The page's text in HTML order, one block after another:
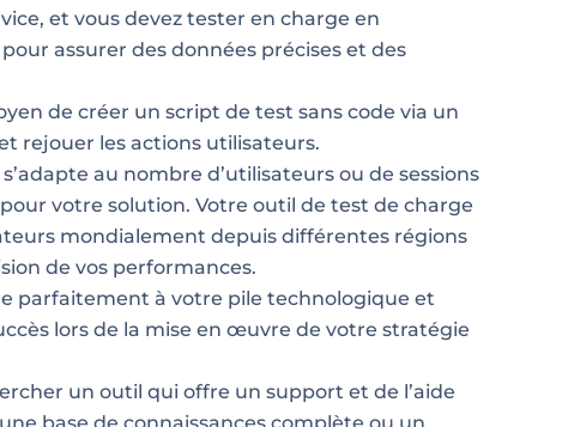
et vous devez tester en charge en
assurer des données précises et des
de créer un script de test sans code via un
rejouer les actions utilisateurs.
au nombre d’utilisateurs ou de sessions
votre solution. Votre outil de test de charge
mondialement depuis différentes régions
de vos performances.
parfaitement à votre pile technologique et
lors de la mise en œuvre de votre stratégie
un outil qui offre un support et de l’aide
base de connaissances complète ou un